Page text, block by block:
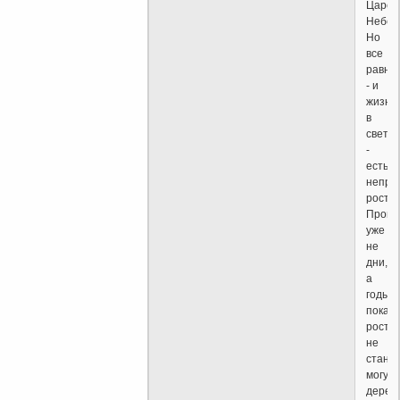
Но
все
равно,
- и
жизнь
в
свете
-
есть
рост.
уже
не
дни,
а
годы,
пока
не
станет